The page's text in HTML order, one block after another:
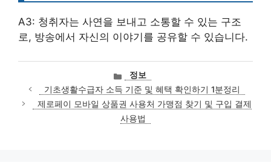
A3: 청취자는 사연을 보내고 소통할 수 있는 구조
로, 방송에서 자신의 이야기를 공유할 수 있습니다.
카
테
고
리
정보
기초생활수급자 소득 기준 및 혜택 확인하기 1분정리
제로페이 모바일 상품권 사용처 가맹점 찾기 및 구입 결제
사용법